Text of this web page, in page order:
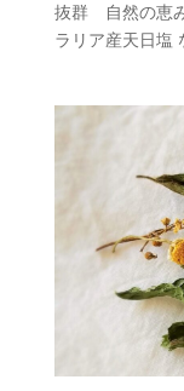
抜群 自然の恵
ラリア産天日塩